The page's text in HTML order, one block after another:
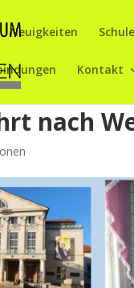
Neuigkeiten Schule
Kontakt
nach